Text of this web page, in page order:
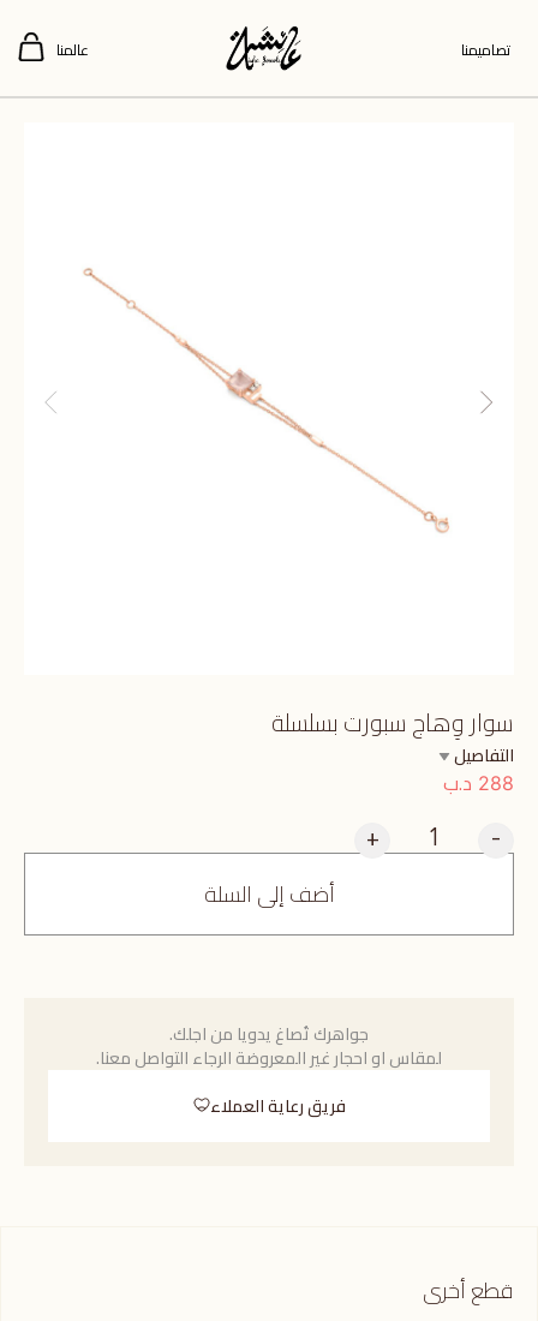
تصاميمنا عالمنا
سوار وِهاج سبورت بسلسلة
التفاصيل
288 د.ب
-
+
أضف إلى السلة
جواهرك تُصاغ يدويا من اجلك.
لمقاس او احجار غير المعروضة الرجاء التواصل معنا.
فريق رعاية العملاء
قطع أخرى